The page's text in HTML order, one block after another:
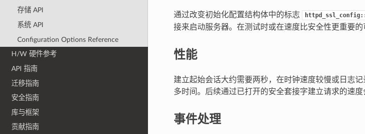
存储 API
系统 API
Configuration Options Reference
H/W 硬件参考
API 指南
迁移指南
安全指南
库与框架
贡献指南
通过改变初始化配置结构体中的标志
接来启动服务器。在测试时或在速度比安全性更重要的
性能
建立起始会话大约需要两秒，在时钟速度较慢或日志
多时间。后续通过已打开的安全套接字建立请求的速度
事件处理